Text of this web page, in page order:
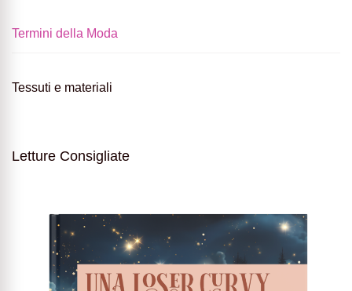
Termini della Moda
Tessuti e materiali
Letture Consigliate